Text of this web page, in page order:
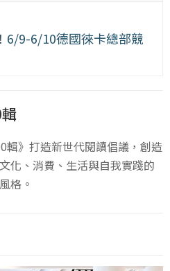
6/9-6/10德國徠卡總部競
輯》打造新世代閱讀倡議，創造
化、消費、生活與自我實踐的
格。